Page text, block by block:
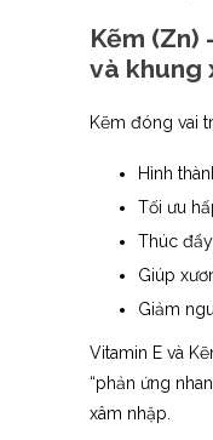
Kẽm (Zn)
và khung
Kẽm đóng vai
Hình
Tối ưu
Thúc
Giúp
Giảm
Vitamin E và
“phản ứng
xâm nhập.